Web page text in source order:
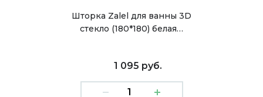
Шторка Zalel для ванны 3D
стекло (180*180) белая…
1 095 руб.